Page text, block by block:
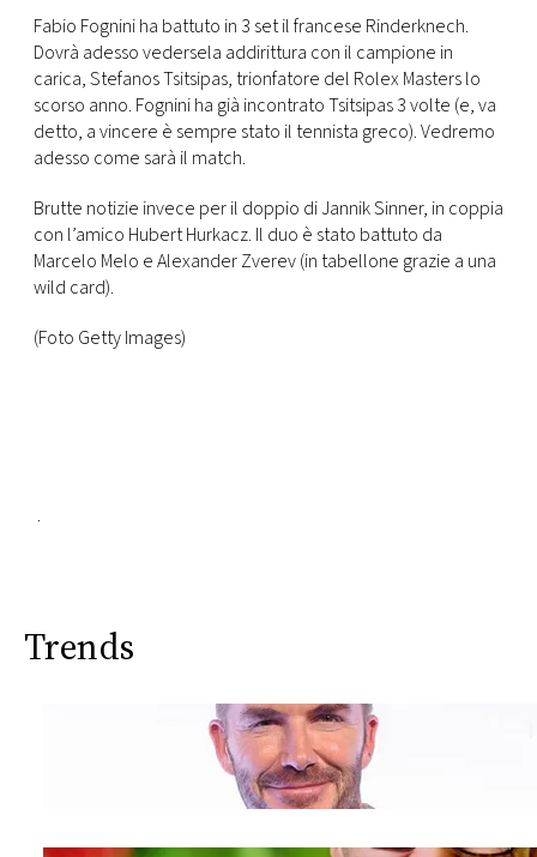
Fabio Fognini ha battuto in 3 set il francese Rinderknech.
Dovrà adesso vedersela addirittura con il campione in
carica, Stefanos Tsitsipas, trionfatore del Rolex Masters lo
scorso anno. Fognini ha già incontrato Tsitsipas 3 volte (e, va
detto, a vincere è sempre stato il tennista greco). Vedremo
adesso come sarà il match.
Brutte notizie invece per il doppio di Jannik Sinner, in coppia
con l’amico Hubert Hurkacz. Il duo è stato battuto da
Marcelo Melo e Alexander Zverev (in tabellone grazie a una
wild card).
(Foto Getty Images)
.
Trends